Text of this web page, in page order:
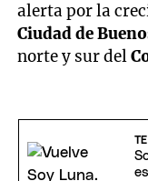
alerta por la
Ciudad de
norte y sur del